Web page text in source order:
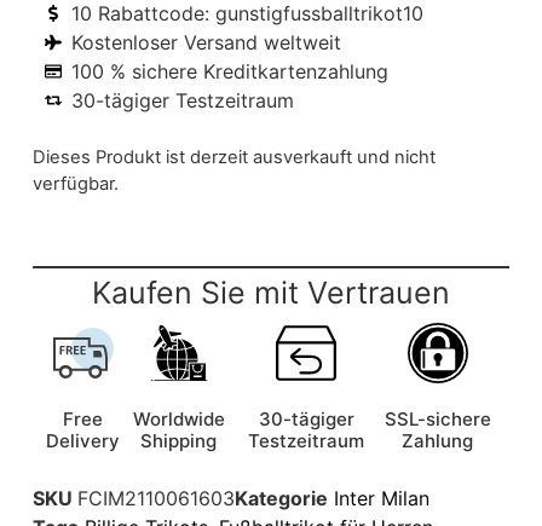
10 Rabattcode: gunstigfussballtrikot10
Kostenloser Versand weltweit
100 % sichere Kreditkartenzahlung
30-tägiger Testzeitraum
Dieses Produkt ist derzeit ausverkauft und nicht
verfügbar.
Kaufen Sie mit Vertrauen
Free
Delivery
Worldwide
Shipping
30-tägiger
Testzeitraum
SSL-sichere
Zahlung
SKU FCIM2110061603Kategorie Inter Milan